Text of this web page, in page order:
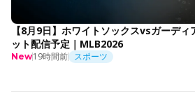
【8月9日】ホワイトソックスvsガーデ
ット配信予定｜MLB2026
New19時間前 スポーツ